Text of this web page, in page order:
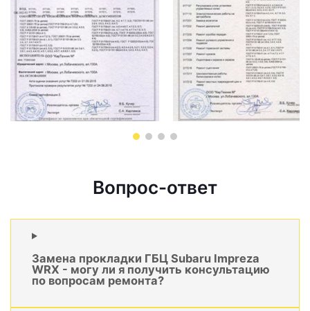
Вопрос-ответ
Замена прокладки ГБЦ Subaru Impreza
WRX - могу ли я получить консультацию
по вопросам ремонта?